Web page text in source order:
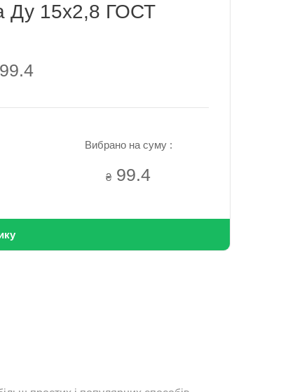
Ду 15х2,8 ГОСТ
Вибрано на суму :
₴ 99.4